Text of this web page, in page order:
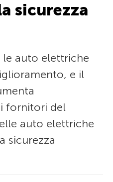
sicurezza
le auto elettriche
e il
fornitori del
auto elettriche
sicurezza